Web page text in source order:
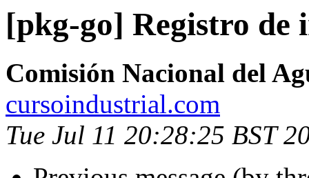
[pkg-go] Registro de
Comisión Nacional del
cursoindustrial.com
Tue Jul 11 20:28:25 BST